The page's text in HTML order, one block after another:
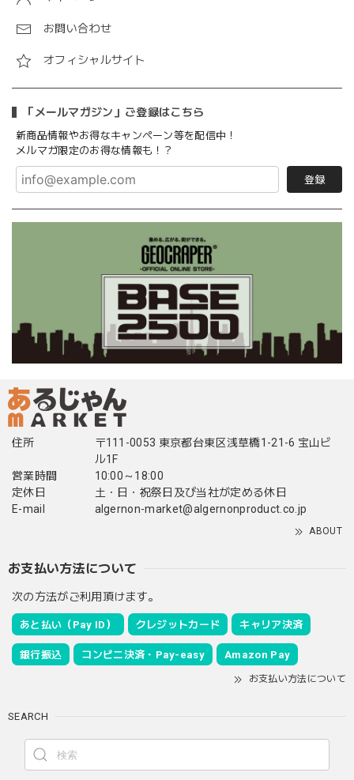
お問い合わせ
オフィシャルサイト
「メールマガジン」ご登録はこちら
新商品情報やお得なキャンペーン等を配信中！
メルマガ限定のお得な情報も！？
登録
住所
〒111-0053 東京都台東区浅草橋1-21-6 宝山ビ
ル1F
営業時間
10:00～18:00
定休日
土・日・祝祭日及び当社が定める休日
E-mail
algernon-market@algernonproduct.co.jp
ABOUT
お支払い方法について
次の方法がご利用頂けます。
あと払い（Pay ID） クレジットカード キャリア決済
銀行振込 コンビニ決済・Pay-easy Amazon Pay
お支払い方法について
SEARCH